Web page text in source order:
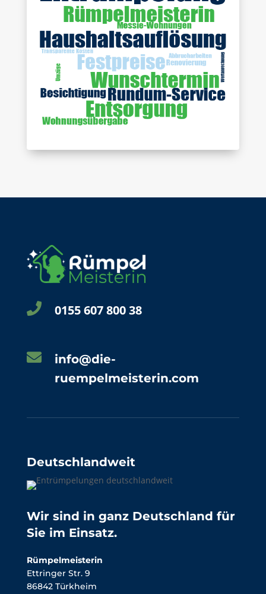
 0155 607 800 38

info@die-
ruempelmeisterin.com
Deutschlandweit
Wir sind in ganz Deutschland für
Sie im Einsatz.
Rümpelmeisterin
Ettringer Str. 9
86842 Türkheim